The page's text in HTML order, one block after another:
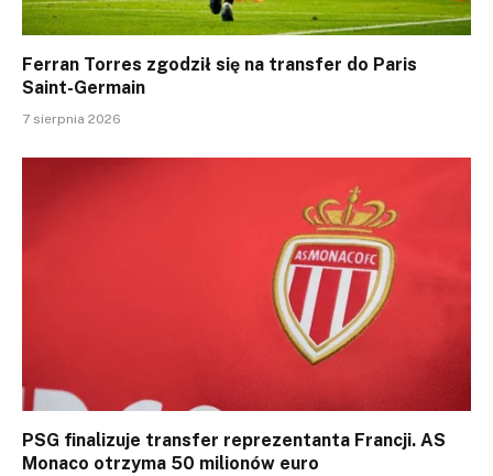
Ferran Torres zgodził się na transfer do Paris
Saint-Germain
7 sierpnia 2026
PSG finalizuje transfer reprezentanta Francji. AS
Monaco otrzyma 50 milionów euro